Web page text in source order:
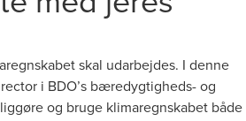
skal udarbejdes. I denne
i BDO’s bæredygtigheds- og
og bruge klimaregnskabet både